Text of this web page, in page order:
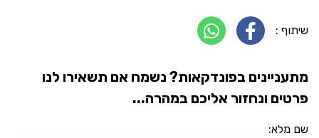
שיתוף :
מתעניינים בפונדקאות? נשמח אם תשאירו לנו
פרטים ונחזור אליכם במהרה...
שם מלא: